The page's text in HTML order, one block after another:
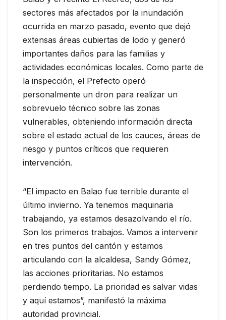
sectores más afectados por la inundación
ocurrida en marzo pasado, evento que dejó
extensas áreas cubiertas de lodo y generó
importantes daños para las familias y
actividades económicas locales. Como parte de
la inspección, el Prefecto operó
personalmente un dron para realizar un
sobrevuelo técnico sobre las zonas
vulnerables, obteniendo información directa
sobre el estado actual de los cauces, áreas de
riesgo y puntos críticos que requieren
intervención.
“El impacto en Balao fue terrible durante el
último invierno. Ya tenemos maquinaria
trabajando, ya estamos desazolvando el río.
Son los primeros trabajos. Vamos a intervenir
en tres puntos del cantón y estamos
articulando con la alcaldesa, Sandy Gómez,
las acciones prioritarias. No estamos
perdiendo tiempo. La prioridad es salvar vidas
y aquí estamos”, manifestó la máxima
autoridad provincial.